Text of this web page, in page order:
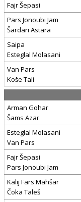
Fajr Šepasi
Pars Jonoubi Jam
Šardari Astara
Saipa
Esteglal Molasani
Van Pars
Koše Tali
Arman Gohar
Šams Azar
Esteglal Molasani
Van Pars
Fajr Šepasi
Pars Jonoubi Jam
Kalij Fars Mahšar
Čoka Taleš